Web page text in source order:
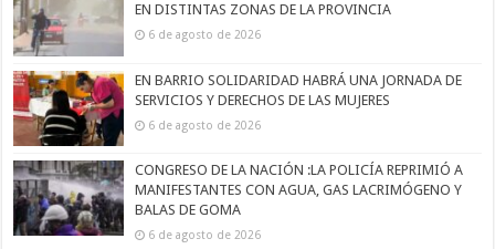
EN DISTINTAS ZONAS DE LA PROVINCIA
6 de agosto de 2026
EN BARRIO SOLIDARIDAD HABRÁ UNA JORNADA DE
SERVICIOS Y DERECHOS DE LAS MUJERES
6 de agosto de 2026
CONGRESO DE LA NACIÓN :LA POLICÍA REPRIMIÓ A
MANIFESTANTES CON AGUA, GAS LACRIMÓGENO Y
BALAS DE GOMA
6 de agosto de 2026